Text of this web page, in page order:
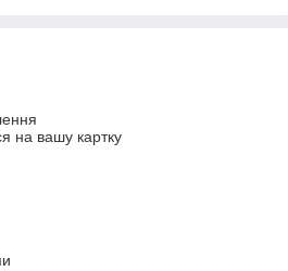
на вашу картку